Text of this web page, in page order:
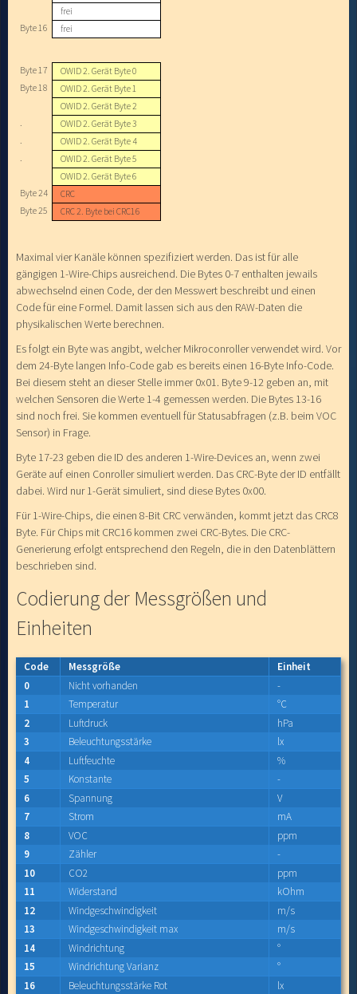
frei
Byte 16
frei
Byte 17
OWID 2. Gerät Byte 0
Byte 18
OWID 2. Gerät Byte 1
OWID 2. Gerät Byte 2
OWID 2. Gerät Byte 3
OWID 2. Gerät Byte 4
OWID 2. Gerät Byte 5
OWID 2. Gerät Byte 6
Byte 24
CRC
Byte 25
CRC 2. Byte bei CRC16
Maximal vier Kanäle können spezifiziert werden. Das ist für alle
gängigen 1-Wire-Chips ausreichend. Die Bytes 0-7 enthalten jewails
abwechselnd einen Code, der den Messwert beschreibt und einen
Code für eine Formel. Damit lassen sich aus den RAW-Daten die
physikalischen Werte berechnen.
Es folgt ein Byte was angibt, welcher Mikroconroller verwendet wird. Vor
dem 24-Byte langen Info-Code gab es bereits einen 16-Byte Info-Code.
Bei diesem steht an dieser Stelle immer 0x01. Byte 9-12 geben an, mit
welchen Sensoren die Werte 1-4 gemessen werden. Die Bytes 13-16
sind noch frei. Sie kommen eventuell für Statusabfragen (z.B. beim VOC
Sensor) in Frage.
Byte 17-23 geben die ID des anderen 1-Wire-Devices an, wenn zwei
Geräte auf einen Conroller simuliert werden. Das CRC-Byte der ID entfällt
dabei. Wird nur 1-Gerät simuliert, sind diese Bytes 0x00.
Für 1-Wire-Chips, die einen 8-Bit CRC verwänden, kommt jetzt das CRC8
Byte. Für Chips mit CRC16 kommen zwei CRC-Bytes. Die CRC-
Generierung erfolgt entsprechend den Regeln, die in den Datenblättern
beschrieben sind.
Codierung der Messgrößen und
Einheiten
Code Messgröße
Einheit
0
Nicht vorhanden
-
1
Temperatur
°C
2
Luftdruck
hPa
3
Beleuchtungsstärke
lx
4
Luftfeuchte
%
5
Konstante
-
6
Spannung
V
7
Strom
mA
8
VOC
ppm
9
Zähler
-
10
CO2
ppm
11
Widerstand
kOhm
12
Windgeschwindigkeit
m/s
13
Windgeschwindigkeit max
m/s
14
Windrichtung
°
15
Windrichtung Varianz
°
16
Beleuchtungsstärke Rot
lx